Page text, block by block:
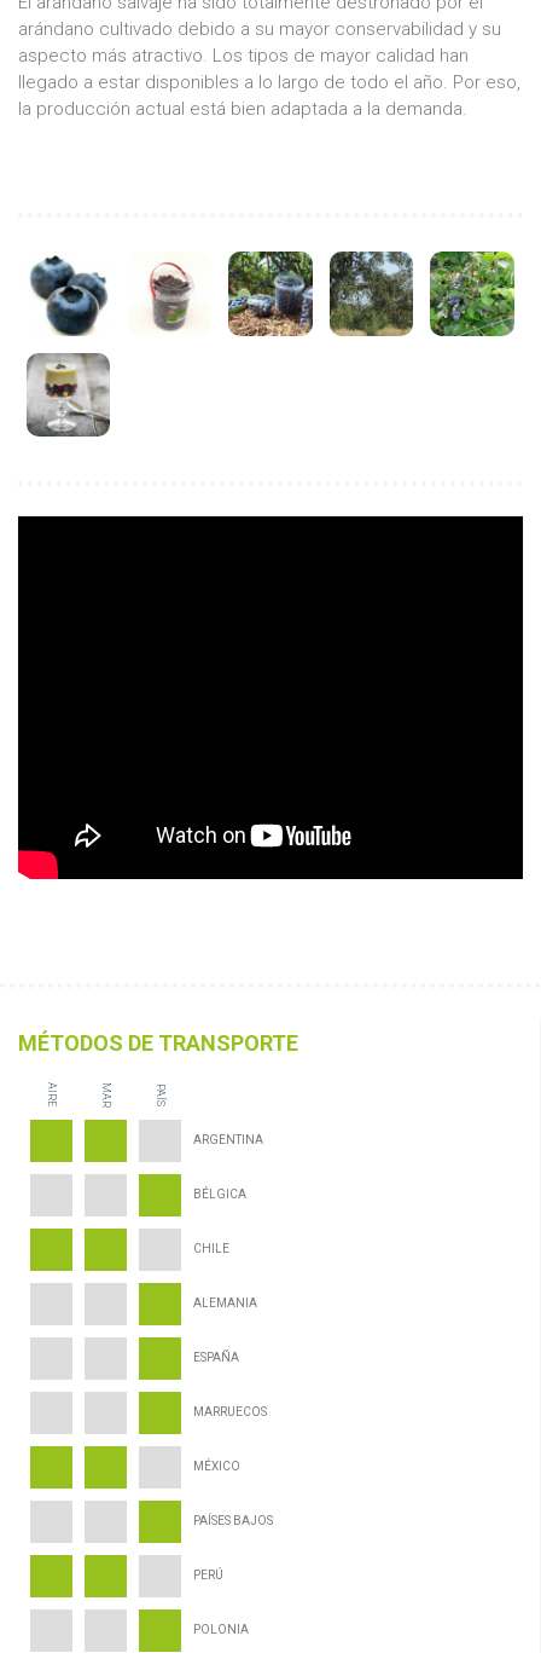
arándano cultivado debido a su mayor conservabilidad y su
aspecto más atractivo. Los tipos de mayor calidad han
llegado a estar disponibles a lo largo de todo el año. Por eso,
la producción actual está bien adaptada a la demanda.
MÉTODOS DE TRANSPORTE
AIRE MAR PAÍS
ARGENTINA
BÉLGICA
CHILE
ALEMANIA
ESPAÑA
MARRUECOS
MÉXICO
PAÍSES BAJOS
PERÚ
POLONIA